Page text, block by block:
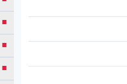
■
■
■